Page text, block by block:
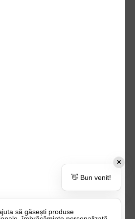
✕
👋 Bun venit!
să găsești produse